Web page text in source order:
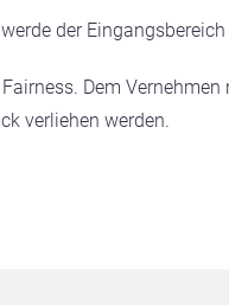
der
Dem
verliehen werden.